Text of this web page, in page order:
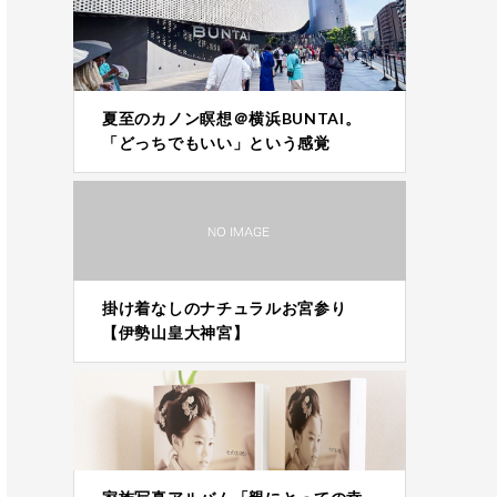
夏至のカノン瞑想＠横浜BUNTAI。
「どっちでもいい」という感覚
掛け着なしのナチュラルお宮参り
【伊勢山皇大神宮】